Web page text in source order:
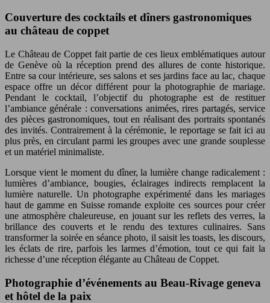
Couverture des cocktails et dîners gastronomiques
au château de coppet
Le Château de Coppet fait partie de ces lieux emblématiques autour
de Genève où la réception prend des allures de conte historique.
Entre sa cour intérieure, ses salons et ses jardins face au lac, chaque
espace offre un décor différent pour la photographie de mariage.
Pendant le cocktail, l’objectif du photographe est de restituer
l’ambiance générale : conversations animées, rires partagés, service
des pièces gastronomiques, tout en réalisant des portraits spontanés
des invités. Contrairement à la cérémonie, le reportage se fait ici au
plus près, en circulant parmi les groupes avec une grande souplesse
et un matériel minimaliste.
Lorsque vient le moment du dîner, la lumière change radicalement :
lumières d’ambiance, bougies, éclairages indirects remplacent la
lumière naturelle. Un photographe expérimenté dans les mariages
haut de gamme en Suisse romande exploite ces sources pour créer
une atmosphère chaleureuse, en jouant sur les reflets des verres, la
brillance des couverts et le rendu des textures culinaires. Sans
transformer la soirée en séance photo, il saisit les toasts, les discours,
les éclats de rire, parfois les larmes d’émotion, tout ce qui fait la
richesse d’une réception élégante au Château de Coppet.
Photographie d’événements au Beau-Rivage geneva
et hôtel de la paix